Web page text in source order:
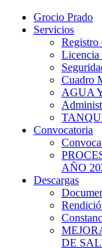
Grocio Prado
Servicios
Licencia
Cuadro
AGUA
Convocatoria
AÑO
Descargas
DE